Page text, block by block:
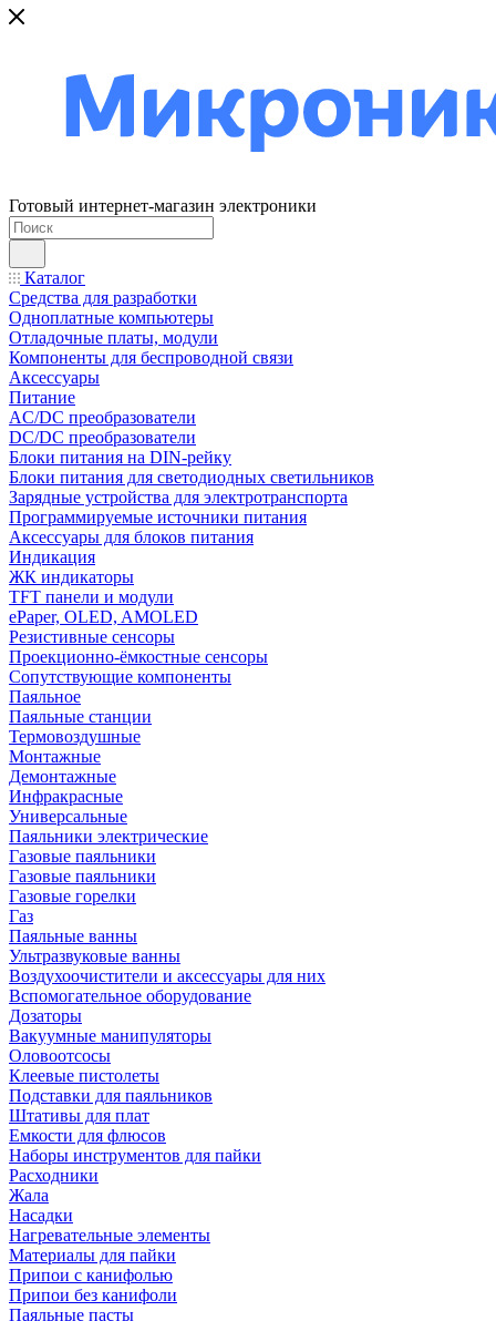
Готовый интернет-магазин электроники
Каталог
Средства для разработки
Одноплатные компьютеры
Отладочные платы, модули
Компоненты для беспроводной связи
Аксессуары
Питание
AC/DC преобразователи
DC/DC преобразователи
Блоки питания на DIN-рейку
Блоки питания для светодиодных светильников
Зарядные устройства для электротранспорта
Программируемые источники питания
Аксессуары для блоков питания
Индикация
ЖК индикаторы
TFT панели и модули
ePaper, OLED, AMOLED
Резистивные сенсоры
Проекционно-ёмкостные сенсоры
Сопутствующие компоненты
Паяльное
Паяльные станции
Термовоздушные
Монтажные
Демонтажные
Инфракрасные
Универсальные
Паяльники электрические
Газовые паяльники
Газовые паяльники
Газовые горелки
Газ
Паяльные ванны
Ультразвуковые ванны
Воздухоочистители и аксессуары для них
Вспомогательное оборудование
Дозаторы
Вакуумные манипуляторы
Оловоотсосы
Клеевые пистолеты
Подставки для паяльников
Штативы для плат
Емкости для флюсов
Наборы инструментов для пайки
Расходники
Жала
Насадки
Нагревательные элементы
Материалы для пайки
Припои с канифолью
Припои без канифоли
Паяльные пасты